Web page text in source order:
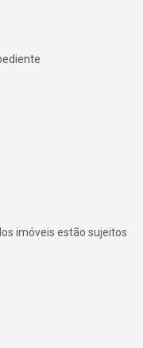
imóveis estão sujeitos